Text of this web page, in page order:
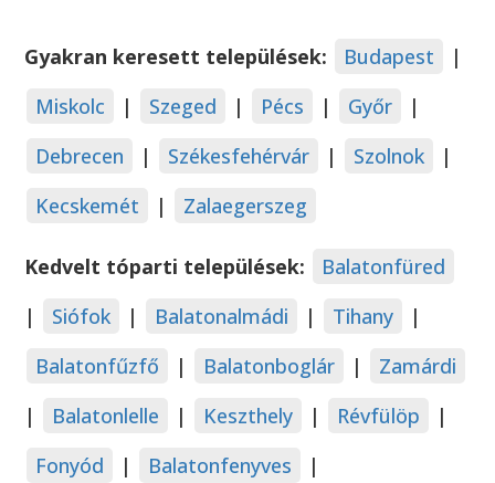
Gyakran keresett települések: Budapest
|
Miskolc
| Szeged | Pécs | Győr
|
Debrecen
| Székesfehérvár | Szolnok
|
Kecskemét
| Zalaegerszeg
Kedvelt tóparti települések:
Balatonfüred
|
Siófok | Balatonalmádi | Tihany
|
Balatonfűzfő
| Balatonboglár |
Zamárdi
|
Balatonlelle | Keszthely | Révfülöp
|
Fonyód
| Balatonfenyves
|